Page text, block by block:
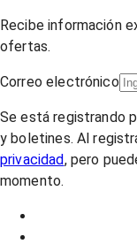
Recibe información
ofertas.
Correo electrónico
Se está registrando
y boletines. Al
privacidad, pero
momento.